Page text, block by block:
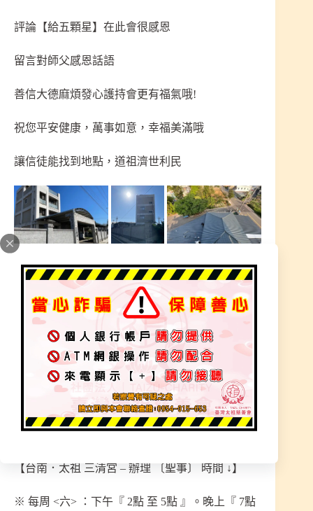
評論【給五顆星】在此會很感恩
留言對師父感恩話語
善信大德麻煩發心護持會更有福氣哦!
祝您平安健康，萬事如意，幸福美滿哦
讓信徒能找到地點，道祖濟世利民
天尊護佑～
#你們的支持是我們的動力
#評價五顆星讓我們揪感心
＊台南＆桃園 – 師父都有濟世，提早預約問事＊
問事．請示．收陰制煞．陽宅風水．指點迷津．靈
療．醫治．生意．外靈干擾．加持．護佑．運勢提
升．婚姻．【一律隨喜緣金】
【台南．太祖 三清宮 – 辦理 〔聖事〕 時間 ↓】
※ 每周 <六> ：下午『 2點 至 5點 』。晚上『 7點